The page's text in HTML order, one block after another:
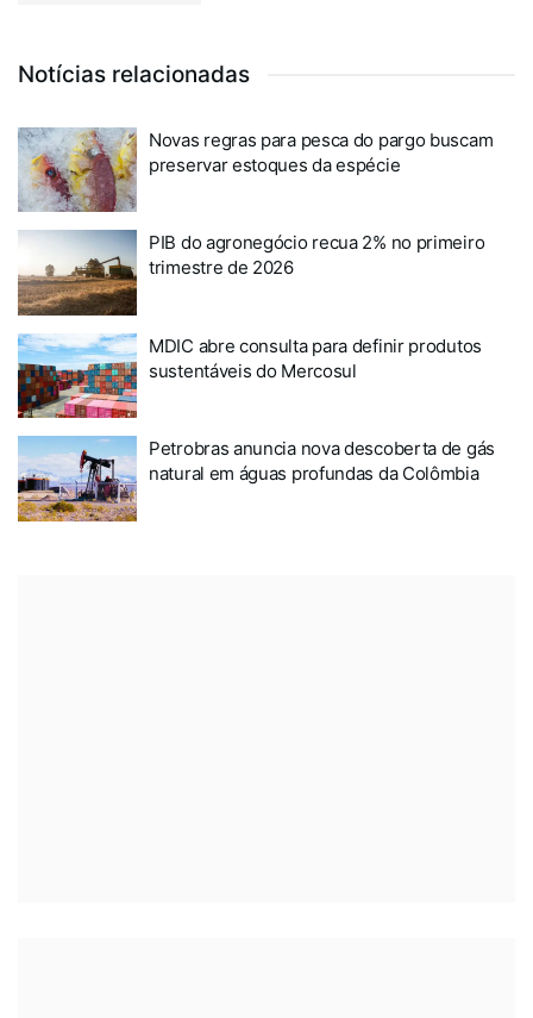
Notícias relacionadas
Novas regras para pesca do pargo buscam
preservar estoques da espécie
PIB do agronegócio recua 2% no primeiro
trimestre de 2026
MDIC abre consulta para definir produtos
sustentáveis do Mercosul
Petrobras anuncia nova descoberta de gás
natural em águas profundas da Colômbia